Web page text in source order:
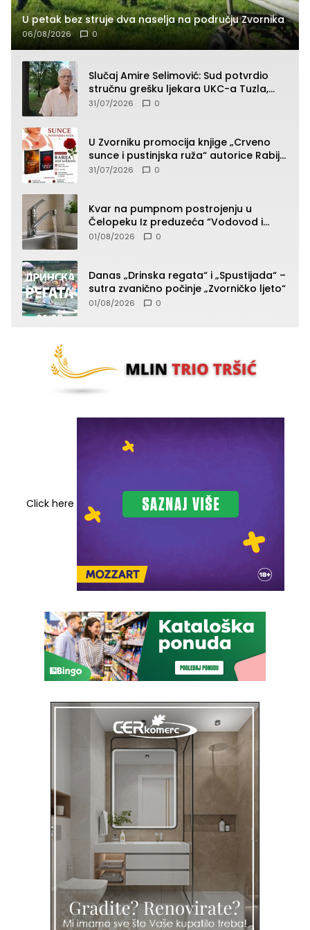
U petak bez struje dva naselja na području Zvornika
06/08/2026 0
Slučaj Amire Selimović: Sud potvrdio
stručnu grešku ljekara UKC-a Tuzla,
presudan dokaz ostala obdukcija
31/07/2026 0
U Zvorniku promocija knjige „Crveno
sunce i pustinjska ruža“ autorice Rabije
Avdić-Hamidović
31/07/2026 0
Kvar na pumpnom postrojenju u
Čelopeku Iz preduzeća “Vodovod i
komunalije”
01/08/2026 0
Danas „Drinska regata“ i „Spustijada“ –
sutra zvanično počinje „Zvorničko ljeto“
01/08/2026 0
Click here